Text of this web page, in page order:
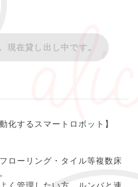
現在貸し出し中です。
化するスマートロボット】
ローリング・タイル等複数床